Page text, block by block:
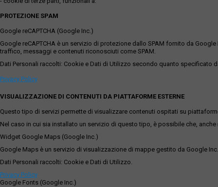
PROTEZIONE SPAM
Google reCAPTCHA (Google Inc.)
Google reCAPTCHA è un servizio di protezione dallo SPAM fornito da
traffico, messaggi e contenuti riconosciuti come SPAM.
Dati Personali raccolti: Cookie e Dati di Utilizzo secondo quanto specificato
Privacy Policy
VISUALIZZAZIONE DI CONTENUTI DA PIATTAFORME ESTERNE
Questo tipo di servizi permette di visualizzare contenuti ospitati su
Nel caso in cui sia installato un servizio di questo tipo, è possibile che,
Widget Google Maps (Google Inc.)
Google Maps è un servizio di visualizzazione di mappe gestito da Google
Dati Personali raccolti: Cookie e Dati di Utilizzo.
Privacy Policy
Google Fonts (Google Inc.)